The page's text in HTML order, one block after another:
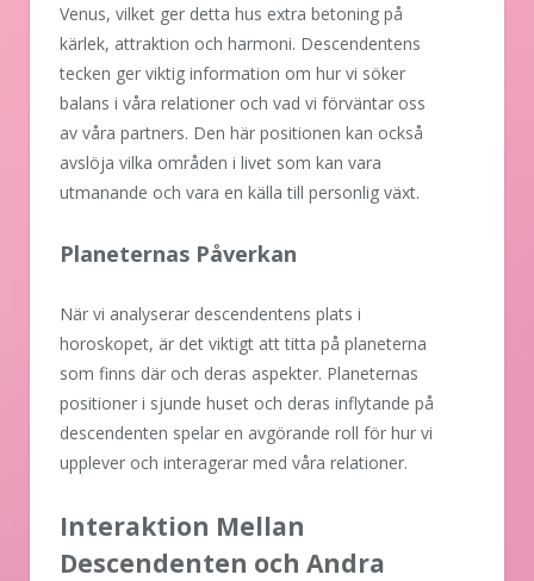
Venus, vilket ger detta hus extra betoning på
kärlek, attraktion och harmoni. Descendentens
tecken ger viktig information om hur vi söker
balans i våra relationer och vad vi förväntar oss
av våra partners. Den här positionen kan också
avslöja vilka områden i livet som kan vara
utmanande och vara en källa till personlig växt.
Planeternas Påverkan
När vi analyserar descendentens plats i
horoskopet, är det viktigt att titta på planeterna
som finns där och deras aspekter. Planeternas
positioner i sjunde huset och deras inflytande på
descendenten spelar en avgörande roll för hur vi
upplever och interagerar med våra relationer.
Interaktion Mellan
Descendenten och Andra